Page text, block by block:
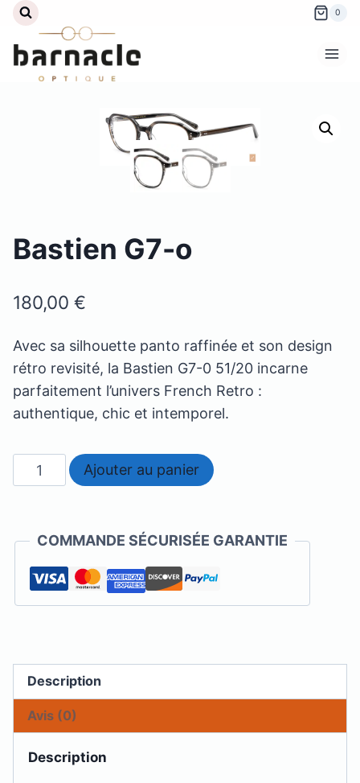
Aller
contenu
0
Bastien G7-o
180,00€
Avec sa silhouette panto raffinée et son design
rétro revisité, la Bastien G7-0 51/20 incarne
parfaitement l’univers French Retro :
authentique, chic et intemporel.
quantité
de
Ajouter au panier
COMMANDE SÉCURISÉE GARANTIE
Description
Avis (0)
Description